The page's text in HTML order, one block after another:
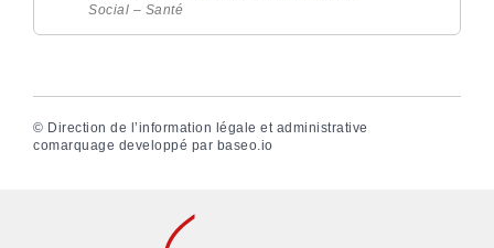
Social – Santé
© Direction de l’information légale et administrative
comarquage developpé par baseo.io